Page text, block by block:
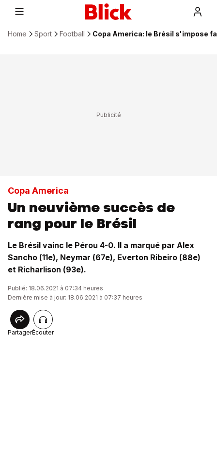
Home Sport Football Copa America: le Brésil s'impose
Copa America
Un neuvième succès de
rang pour le Brésil
Le Brésil vainc le Pérou 4-0. Il a marqué par Alex
Sancho (11e), Neymar (67e), Everton Ribeiro (88e)
et Richarlison (93e).
Publié: 18.06.2021 à 07:34 heures
Dernière mise à jour: 18.06.2021 à 07:37 heures
PartagerÉcouter